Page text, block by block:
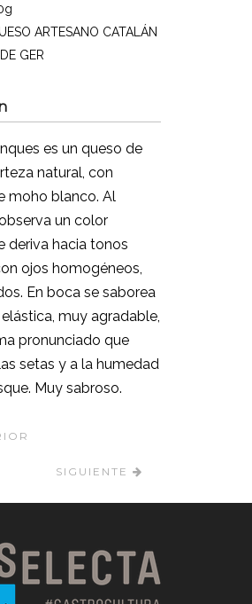
ARTESANO CATALÁN
GER
es un queso de
natural, con
moho blanco. Al
un color
deriva hacia tonos
ojos homogéneos,
En boca se saborea
muy agradable,
pronunciado que
setas y a la humedad
Muy sabroso.
SIGUIENTE